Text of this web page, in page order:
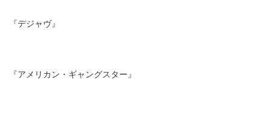
『デジャヴ』
『アメリカン・ギャングスター』